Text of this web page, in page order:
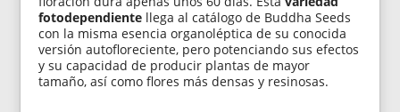
fotodependiente llega al catálogo de Buddha Seeds
con la misma esencia organoléptica de su conocida
versión autofloreciente, pero potenciando sus efectos
y su capacidad de producir plantas de mayor
tamaño, así como flores más densas y resinosas.